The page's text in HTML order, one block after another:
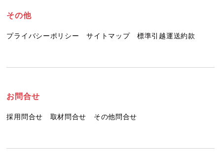
その他
プライバシーポリシー サイトマップ 標準引越運送約款
お問合せ
採用問合せ 取材問合せ その他問合せ